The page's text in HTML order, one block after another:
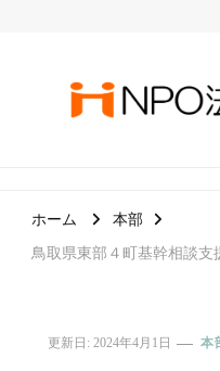
ホーム
本部
鳥取県東部４町基幹相談
更新日: 2024年4月1日 本